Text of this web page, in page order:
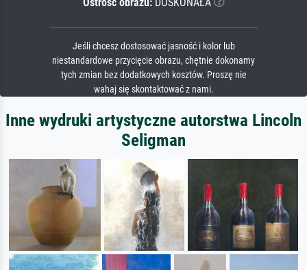
Ostrość obrazu:DOSKONAŁA
Jeśli chcesz dostosować jasność i kolor lub
niestandardowe przycięcie obrazu, chętnie dokonamy
tych zmian bez dodatkowych kosztów. Proszę nie
wahaj się skontaktować z nami.
Inne wydruki artystyczne autorstwa Lincoln
Seligman